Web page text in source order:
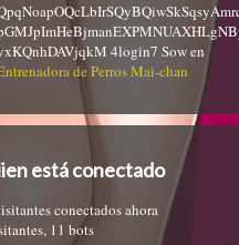
4login7 Sowen
de Perros Mai-chan
está conectado
conectados ahora
11 bots